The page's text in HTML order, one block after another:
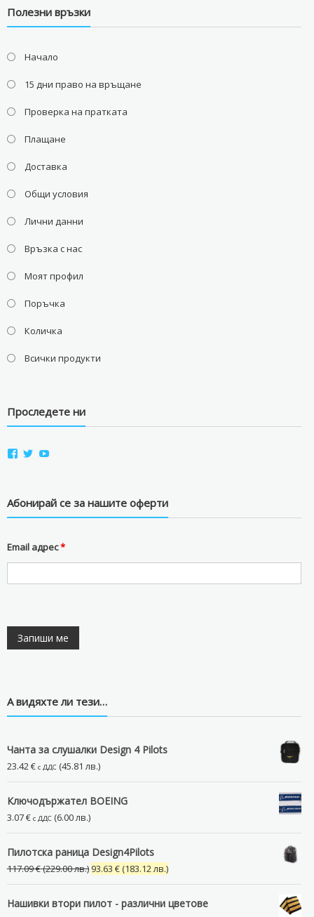
Полезни връзки
Начало
15 дни право на връщане
Проверка на пратката
Плащане
Доставка
Общи условия
Лични данни
Връзка с нас
Моят профил
Поръчка
Количка
Всички продукти
Проследете ни
View
Facebook
View
Twitter
View
YouTube
Абонирай се за нашите оферти
Email адрес*
А видяхте ли тези…
Чанта за слушалки Design 4 Pilots
23.42€ с ДДС (45.81 лв.)
Ключодържател BOEING
3.07€ с ДДС (6.00 лв.)
Пилотска раница Design4Pilots
117.09€(229.00 лв.) Original
was:
93.63 €(183.12 лв.)Текущата
е:
Нашивки втори пилот - различни цветове